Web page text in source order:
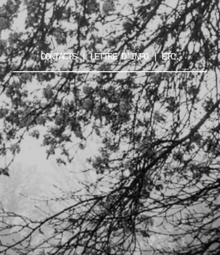
CONTACTS | LETTRE D'INFO | ETC.